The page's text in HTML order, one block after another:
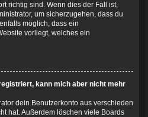
richtig sind. Wenn dies der Fall ist,
um sicherzugehen, dass du
möglich, dass ein
vorliegt, welches ein
kann mich aber nicht mehr
dein Benutzerkonto aus verschieden
hat. Außerdem löschen viele Boards